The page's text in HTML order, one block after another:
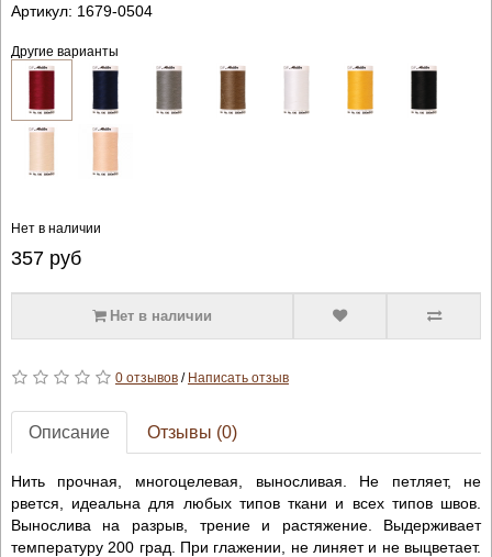
Артикул: 1679-0504
Другие варианты
Нет в наличии
357руб
Нет в наличии
0 отзывов/ Написать отзыв
Описание Отзывы (0)
Нить прочная, многоцелевая, выносливая. Не петляет, не
рвется, идеальна для любых типов ткани и всех типов швов.
Вынослива на разрыв, трение и растяжение. Выдерживает
температуру 200 град. При глажении, не линяет и не выцветает.